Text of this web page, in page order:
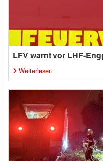
LFV warnt vor LHF-
Weiterlesen